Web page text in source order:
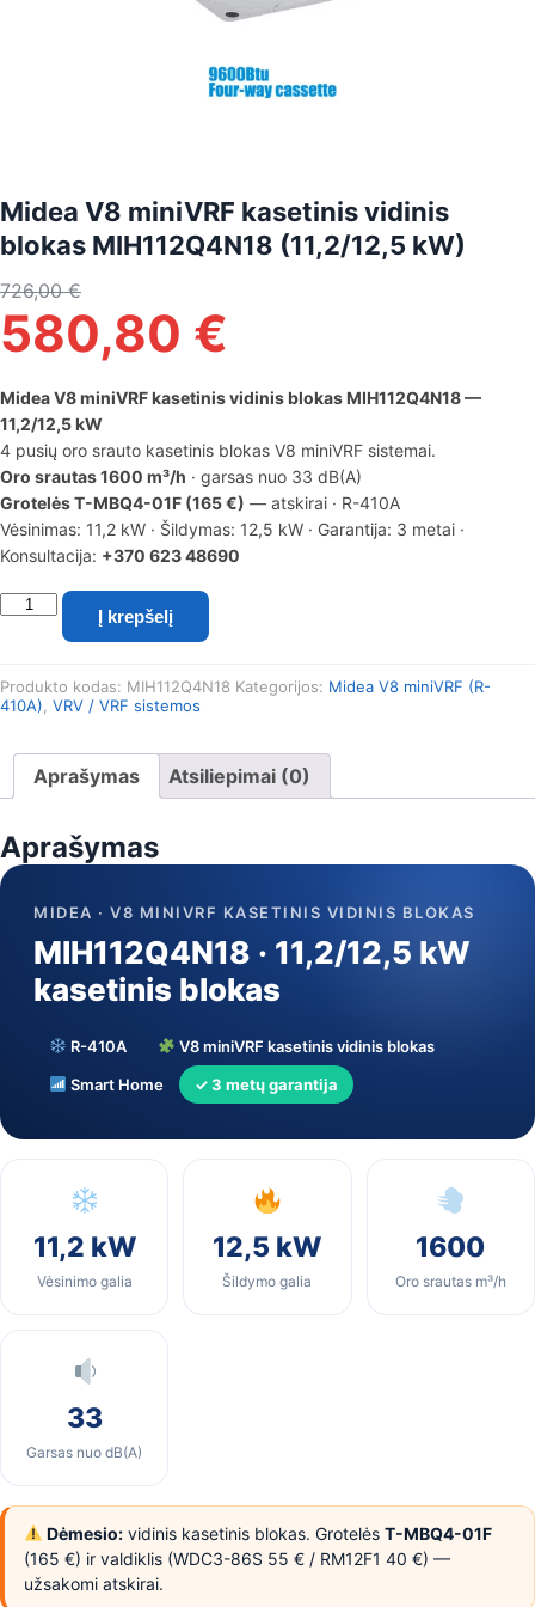
Midea V8 miniVRF kasetinis vidinis
blokas MIH112Q4N18 (11,2/12,5 kW)
726,00€
580,80 €
Midea V8 miniVRF kasetinis vidinis blokas MIH112Q4N18 —
11,2/12,5 kW
4 pusių oro srauto kasetinis blokas V8 miniVRF sistemai.
Oro srautas 1600 m³/h · garsas nuo 33 dB(A)
Grotelės T-MBQ4-01F (165 €) — atskirai · R-410A
Vėsinimas: 11,2 kW · Šildymas: 12,5 kW · Garantija: 3 metai ·
Konsultacija: +370 623 48690
produkto
miniVRF
kasetinis
blokas
MIH112Q4N18
kW)
Į krepšelį
Produkto kodas: MIH112Q4N18 Kategorijos: Midea V8 miniVRF (R-
410A) VRV / VRF sistemos
Aprašymas Atsiliepimai (0)
Aprašymas
MIDEA · V8 MINIVRF KASETINIS VIDINIS BLOKAS
MIH112Q4N18 · 11,2/12,5 kW
kasetinis blokas
R-410A
V8 miniVRF kasetinis vidinis blokas
Smart Home
✓ 3 metų garantija
11,2 kW
Vėsinimo galia
12,5 kW
Šildymo galia
1600
Oro srautas m³/h
33
Garsas nuo dB(A)
Dėmesio:vidinis kasetinis blokas. Grotelės T-MBQ4-01F
(165 €) ir valdiklis (WDC3-86S 55 € / RM12F1 40 €) —
užsakomi atskirai.